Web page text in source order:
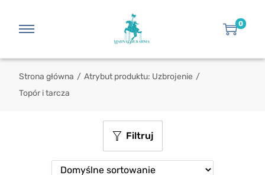
0
Strona główna / Atrybut produktu: Uzbrojenie /
Topór i tarcza
Filtruj